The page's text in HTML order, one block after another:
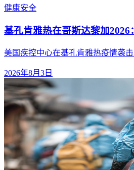
健康安全
基孔肯雅热在哥斯达黎加
美国疾控中心在基孔肯雅热疫情袭
2026年8月3日